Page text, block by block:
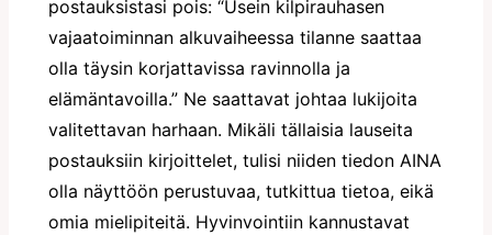
postauksistasi pois: “Usein kilpirauhasen
vajaatoiminnan alkuvaiheessa tilanne saattaa
olla täysin korjattavissa ravinnolla ja
elämäntavoilla.” Ne saattavat johtaa lukijoita
valitettavan harhaan. Mikäli tällaisia lauseita
postauksiin kirjoittelet, tulisi niiden tiedon AINA
olla näyttöön perustuvaa, tutkittua tietoa, eikä
omia mielipiteitä. Hyvinvointiin kannustavat